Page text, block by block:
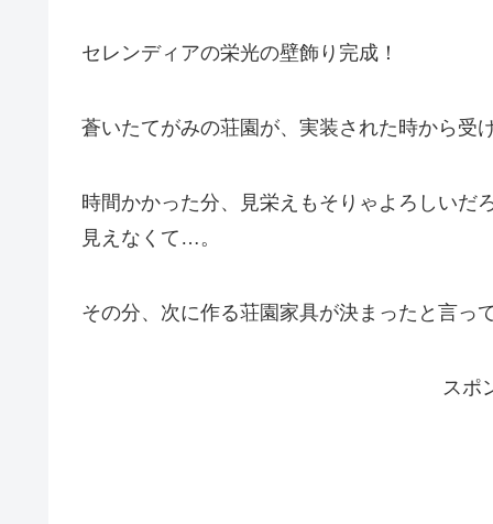
セレンディアの栄光の壁飾り完成！
蒼いたてがみの荘園が、実装された時から受
時間かかった分、見栄えもそりゃよろしいだ
見えなくて…。
その分、次に作る荘園家具が決まったと言っ
スポ